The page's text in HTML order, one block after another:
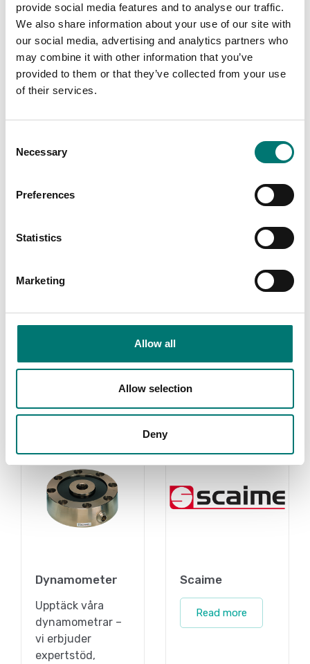
provide social media features and to analyse our traffic.
We also share information about your use of our site with
our social media, advertising and analytics partners who
may combine it with other information that you’ve
provided to them or that they’ve collected from your use
of their services.
Selection
Necessary
Preferences
Statistics
Marketing
Allow all
Allow selection
Deny
Finns i flera varianter
Pris från: 8 940 kr
4 kanals för olika
ingångar, se options
Artikelnr: SI-USB3
12 490 kr
givare
PRODUKTER
Dynamometer
Upptäck våra
dynamometrar –
vi erbjuder
expertstöd,
Scaime
Read more